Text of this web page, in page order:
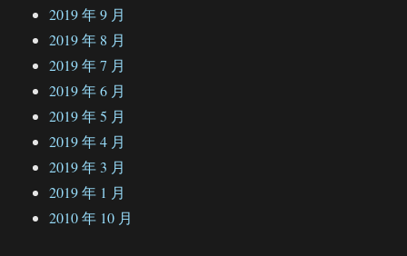
2019 年 9 月
2019 年 8 月
2019 年 7 月
2019 年 6 月
2019 年 5 月
2019 年 4 月
2019 年 3 月
2019 年 1 月
2010 年 10 月